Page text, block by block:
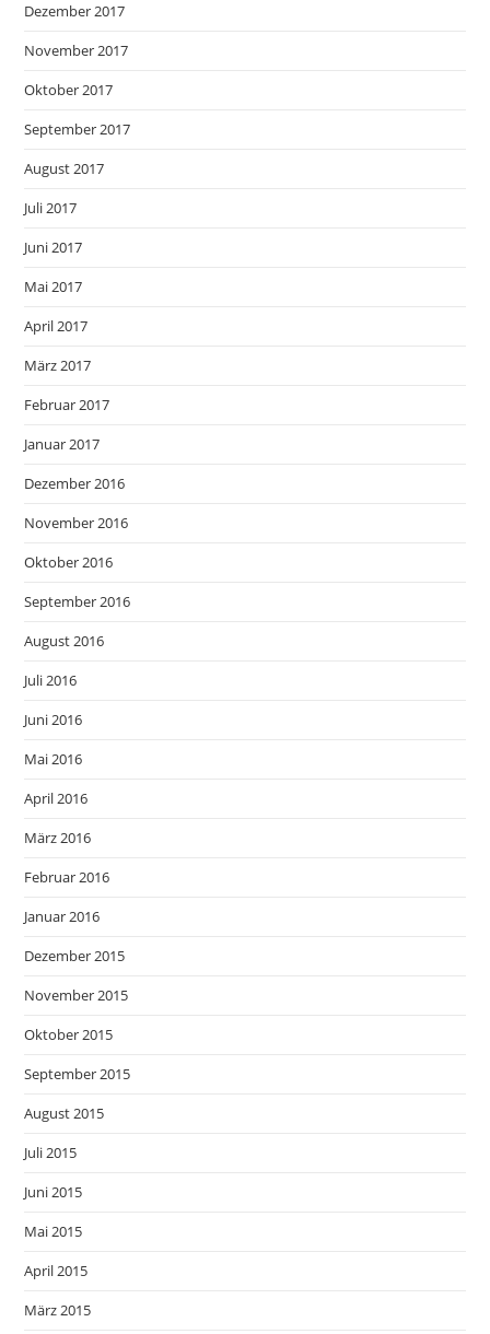
Dezember 2017
November 2017
Oktober 2017
September 2017
August 2017
Juli 2017
Juni 2017
Mai 2017
April 2017
März 2017
Februar 2017
Januar 2017
Dezember 2016
November 2016
Oktober 2016
September 2016
August 2016
Juli 2016
Juni 2016
Mai 2016
April 2016
März 2016
Februar 2016
Januar 2016
Dezember 2015
November 2015
Oktober 2015
September 2015
August 2015
Juli 2015
Juni 2015
Mai 2015
April 2015
März 2015